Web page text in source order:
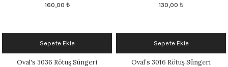
160,00 ₺ 130,00 ₺
Sepete Ekle
Oval's 3036 Rötuş Süngeri
Sepete Ekle
Oval’s 3016 Rötuş Süngeri